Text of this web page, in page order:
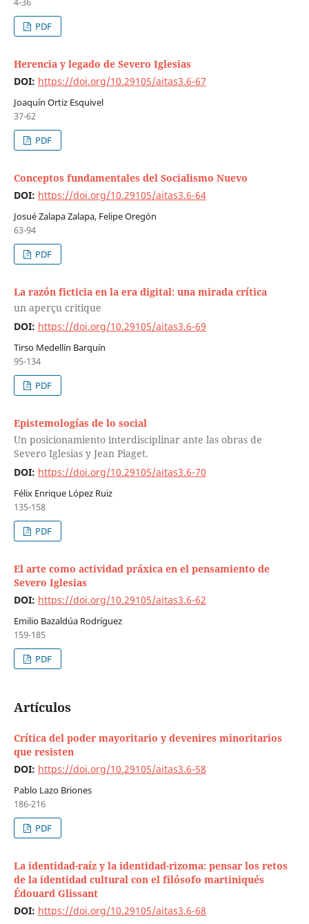
PDF
Herencia y legado de Severo Iglesias
DOI: https://doi.org/10.29105/aitas3.6-67
Joaquín Ortiz Esquivel
37-62
PDF
Conceptos fundamentales del Socialismo Nuevo
DOI: https://doi.org/10.29105/aitas3.6-64
Josué Zalapa Zalapa, Felipe Oregón
63-94
PDF
La razón ficticia en la era digital: una mirada crítica
un aperçu critique
DOI: https://doi.org/10.29105/aitas3.6-69
Tirso Medellín Barquín
95-134
PDF
Epistemologías de lo social
Un posicionamiento interdisciplinar ante las obras de
Severo Iglesias y Jean Piaget.
DOI: https://doi.org/10.29105/aitas3.6-70
Félix Enrique López Ruiz
135-158
PDF
El arte como actividad práxica en el pensamiento de
Severo Iglesias
DOI: https://doi.org/10.29105/aitas3.6-62
Emilio Bazaldúa Rodríguez
159-185
PDF
Artículos
Crítica del poder mayoritario y devenires minoritarios
que resisten
DOI: https://doi.org/10.29105/aitas3.6-58
Pablo Lazo Briones
186-216
PDF
La identidad-raíz y la identidad-rizoma: pensar los retos
de la identidad cultural con el filósofo martiniqués
Édouard Glissant
DOI: https://doi.org/10.29105/aitas3.6-68